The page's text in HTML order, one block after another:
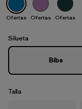
Uplift Blue
Ofertas Ofertas Ofertas
Silueta
Bibs
Talla